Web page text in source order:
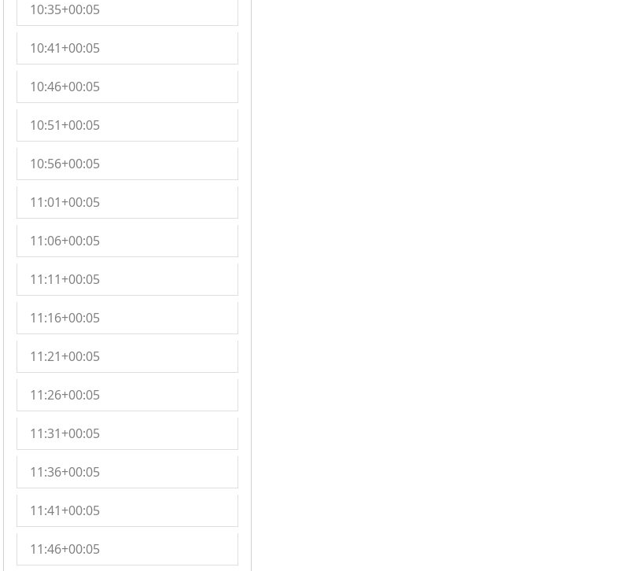
10:35+00:05
10:41+00:05
10:46+00:05
10:51+00:05
10:56+00:05
11:01+00:05
11:06+00:05
11:11+00:05
11:16+00:05
11:21+00:05
11:26+00:05
11:31+00:05
11:36+00:05
11:41+00:05
11:46+00:05